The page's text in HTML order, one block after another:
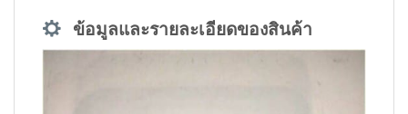
ข้อมูลและรายละเอียดของสินค้า